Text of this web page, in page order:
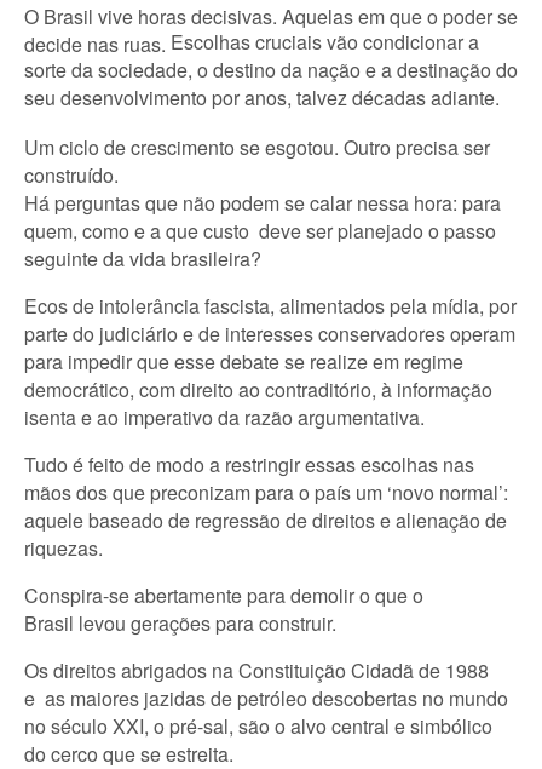
O Brasil vive horas decisivas. Aquelas em que o poder se
decide nas ruas. Escolhas cruciais vão condicionar a
sorte da sociedade, o destino da nação e a destinação do
seu desenvolvimento por anos, talvez décadas adiante.
Um ciclo de crescimento se esgotou. Outro precisa ser
construído.
Há perguntas que não podem se calar nessa hora: para
quem, como e a que custo deve ser planejado o passo
seguinte da vida brasileira?
Ecos de intolerância fascista, alimentados pela mídia, por
parte do judiciário e de interesses conservadores operam
para impedir que esse debate se realize em regime
democrático, com direito ao contraditório, à informação
isenta e ao imperativo da razão argumentativa.
Tudo é feito de modo a restringir essas escolhas nas
mãos dos que preconizam para o país um ‘novo normal’:
aquele baseado de regressão de direitos e alienação de
riquezas.
Conspira-se abertamente para demolir o que o
Brasil levou gerações para construir.
Os direitos abrigados na Constituição Cidadã de 1988
e as maiores jazidas de petróleo descobertas no mundo
no século XXI, o pré-sal, são o alvo central e simbólico
do cerco que se estreita.